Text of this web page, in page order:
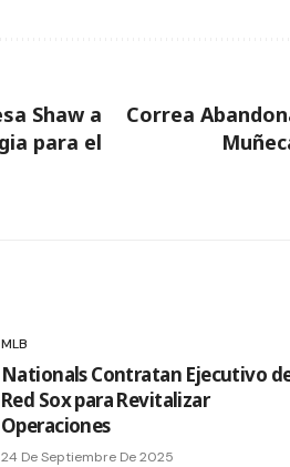
Shaw a
para el
Correa
MLB
Nationals Contratan Ejecutivo
Red Sox para Revitalizar
Operaciones
24 De Septiembre De 2025